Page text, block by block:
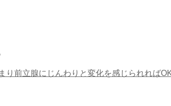
り前立腺にじんわりと変化を感じられれば